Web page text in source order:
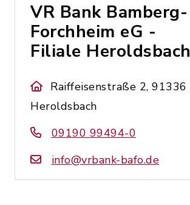
VR Bank Bamberg-
Forchheim eG -
Filiale Heroldsbach
Raiffeisenstraße 2, 91336
Heroldsbach
09190 99494-0
info@vrbank-bafo.de